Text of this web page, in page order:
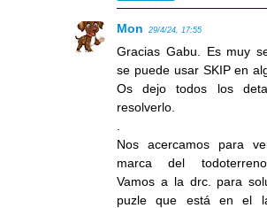
Mon 29/4/24, 17:55
Gracias Gabu. Es muy
se puede usar SKIP en
Os dejo todos los
resolverlo.
Nos acercamos para
marca del
Vamos a la drc. para
puzle que está en el